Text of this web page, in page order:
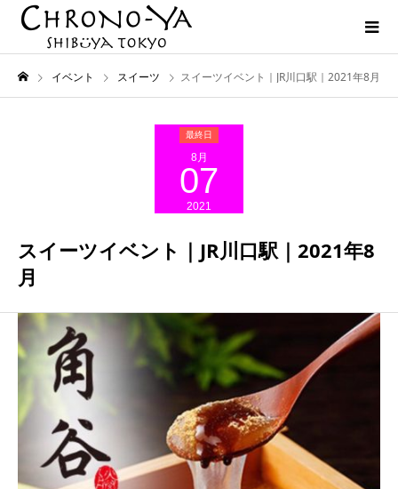
イベント スイーツ スイーツイベント｜JR川口駅｜2021年8月
8月
07
2021
スイーツイベント｜JR川口駅｜2021年8
月